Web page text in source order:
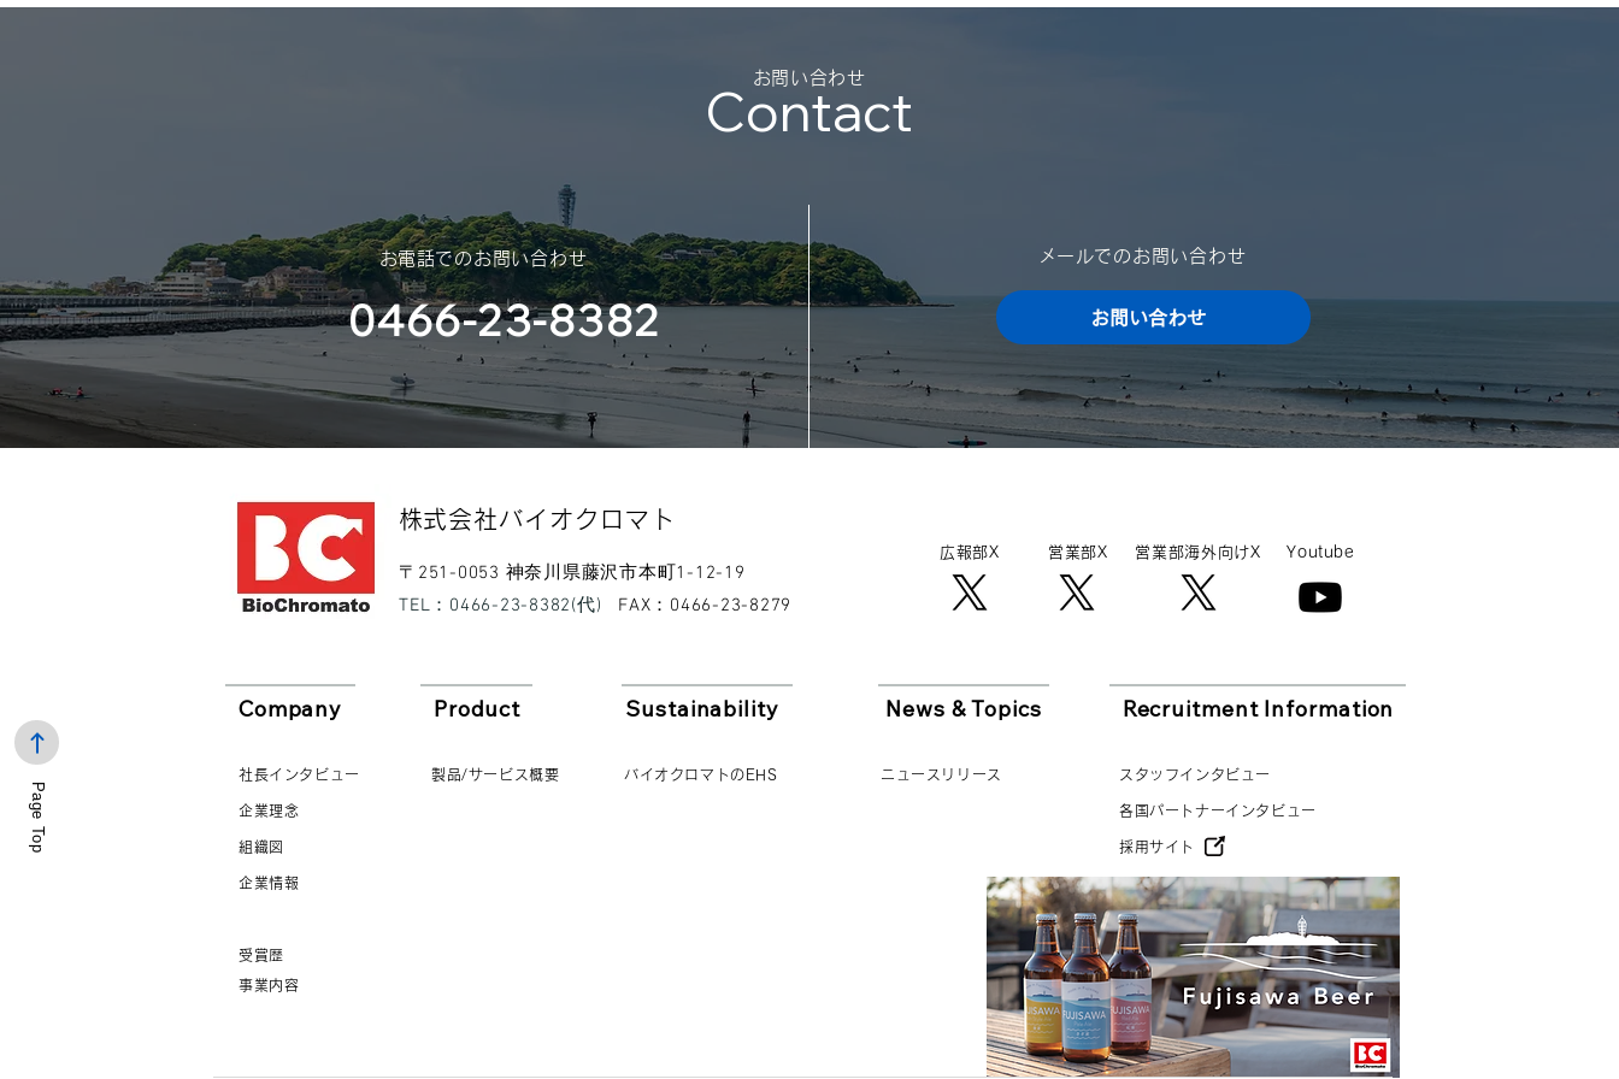
スポンサー契約を結びました
2024年8月15日（木）...
Contact
​お問い合わせ
​お電話でのお問い合わせ
0466-23-8382
​メールでのお問い合わせ
お問い合わせ
Page Top
​株式会社バイオクロマト​
​〒251-0053 神奈川県藤沢市本町1-12-19
​TEL：0466-23-8382(代)
​FAX：0466-23-8279
広報​部X 営業部X 営業部海外向けX Youtube
Company
社長インタビュー
企業理念
組織図
企業情報
受賞歴
Product
製品/サービス概要
事業内容
Sustainability
バイオクロマトのEHS
News & Topics
ニュースリリース
Recruitment Information
スタッフインタビュー
各国パートナーインタビュー
採用サイト